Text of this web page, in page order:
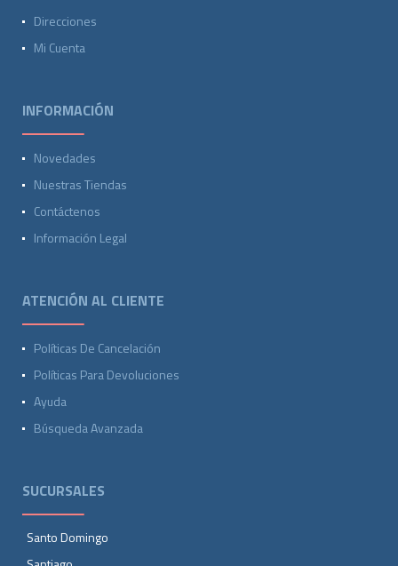
Direcciones
Mi Cuenta
INFORMACIÓN
Novedades
Nuestras Tiendas
Contáctenos
Información Legal
ATENCIÓN AL CLIENTE
Políticas De Cancelación
Políticas Para Devoluciones
Ayuda
Búsqueda Avanzada
SUCURSALES
Santo Domingo